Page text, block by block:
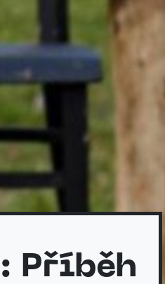
Příběh